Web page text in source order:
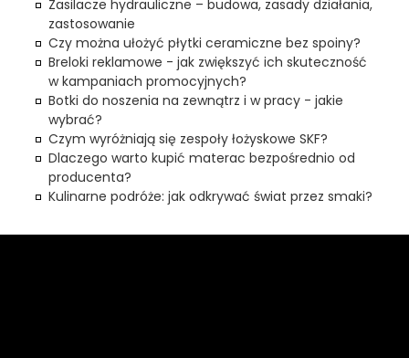
Zasilacze hydrauliczne – budowa, zasady działania,
zastosowanie
Czy można ułożyć płytki ceramiczne bez spoiny?
Breloki reklamowe - jak zwiększyć ich skuteczność
w kampaniach promocyjnych?
Botki do noszenia na zewnątrz i w pracy - jakie
wybrać?
Czym wyróżniają się zespoły łożyskowe SKF?
Dlaczego warto kupić materac bezpośrednio od
producenta?
Kulinarne podróże: jak odkrywać świat przez smaki?